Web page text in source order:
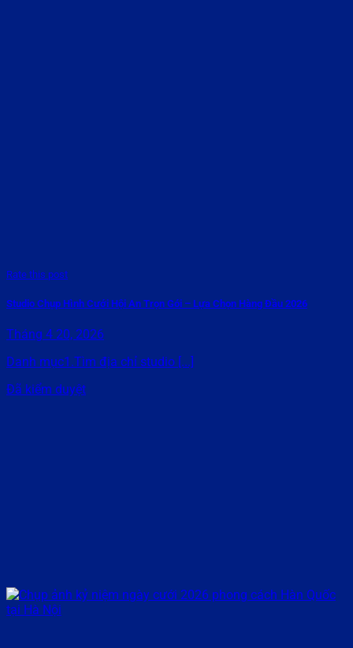
Rate this post
Studio Chụp Hình Cưới Hội An Trọn Gói – Lựa Chọn Hàng Đầu 2026
Tháng 4 20, 2026
Danh mục1.Tìm địa chỉ studio [...]
Đã kiểm duyệt